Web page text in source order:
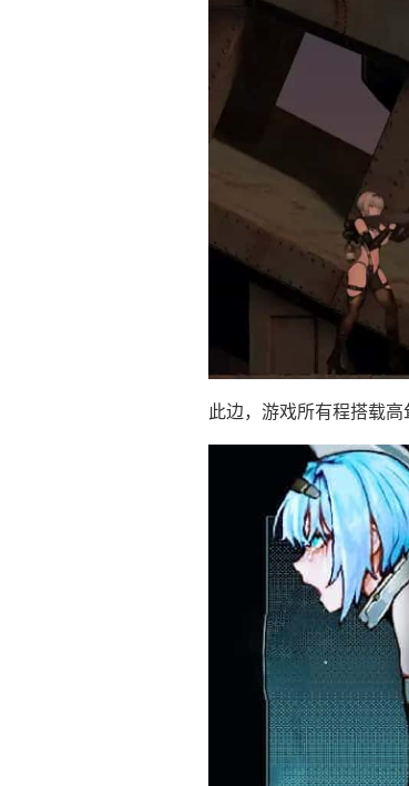
此边，游戏所有程搭载